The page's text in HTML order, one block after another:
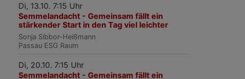
Di, 13.10. 7:15 Uhr
Semmelandacht - Gemeinsam fällt ein
stärkender Start in den Tag viel leichter
Sonja Sibbor-Heißmann
Passau ESG Raum
Di, 20.10. 7:15 Uhr
Semmelandacht - Gemeinsam fällt ein